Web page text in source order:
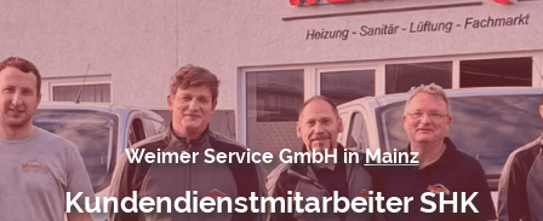
Weimer Service GmbH inMainz
Kundendienstmitarbeiter SHK